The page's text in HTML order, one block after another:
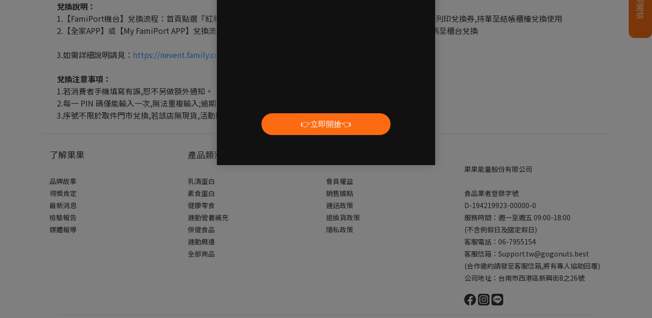
兌換說明：
1.【FamiPort機台】兌換流程：首頁點選『紅利』→『紅利PIN碼』→『實體卡補印』→輸入序號產生兌換單→列印兌換券,持單至結帳櫃檯兌換使用
2.【全家APP】或【My FamiPort APP】兌換流程：點選『酷碰券』→輸入兌換PIN碼→選擇兌換商品→出示條碼至櫃台兌換
3.如需詳細說明請見： https://nevent.family.com.tw/fami_pin
兌換注意事項：
1.若消費者手機填寫有誤,恕不另做額外通知。
2.每一 PIN 碼僅能輸入一次,無法重複輸入;逾期即作廢,損壞、遺失不予以補發。
3.序號不限於取件門市兌換,若該店無現貨,活動期間內可至其他門市兌換。
了解果果
品牌故事
得獎肯定
最新消息
檢驗報告
媒體報導
產品類別
乳清蛋白
素食蛋白
健康零食
運動營養補充
保健食品
運動周邊
全部商品
會員權益
銷售據點
運送政策
退換貨政策
隱私政策
果果能量股份有限公司
食品業者登錄字號
D-194219923-00000-0
服務時間：週一至週五 09:00-18:00
(不含例假日及國定假日)
客服電話：06-7955154
客服信箱：Support.tw@gogonuts.best
(合作邀約請發至客服信箱,將有專人協助回覆)
公司地址：台南市西港區新興街8之26號